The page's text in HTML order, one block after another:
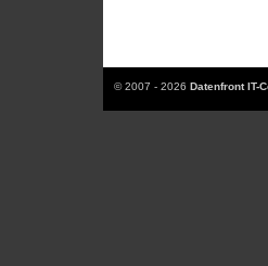
© 2007 - 2026 Datenfront IT-